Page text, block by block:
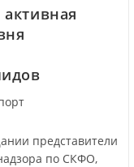
представители
по СКФО,